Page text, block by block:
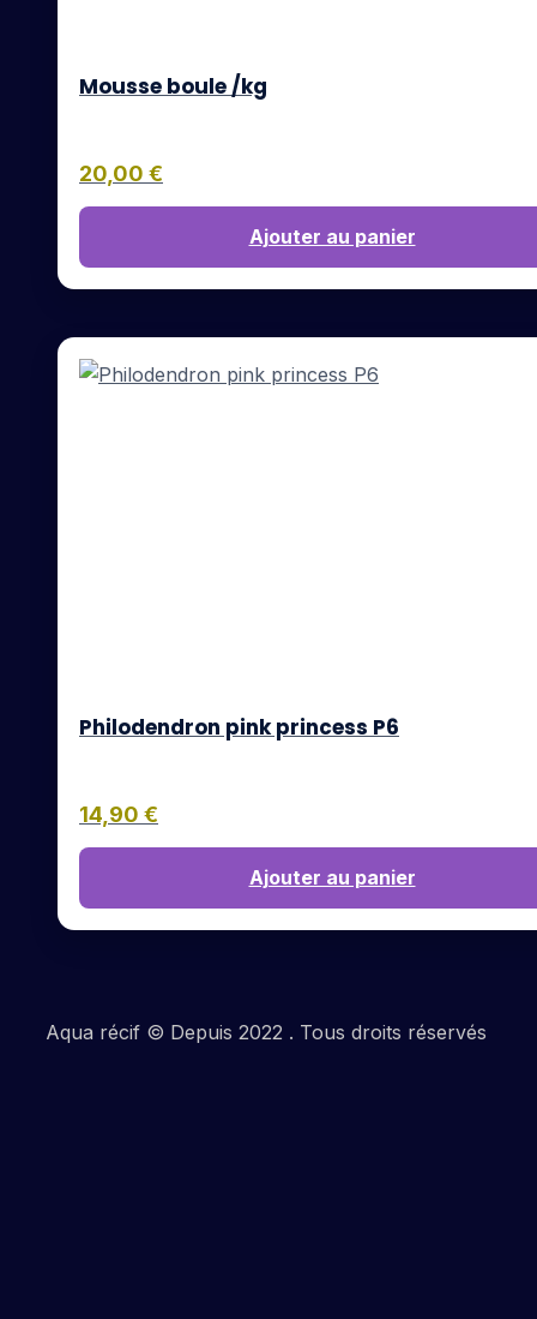
Mousse boule /kg
20,00 €
Ajouter au panier
Philodendron pink princess P6
14,90 €
Ajouter au panier
Aqua récif © Depuis 2022 . Tous droits réservés